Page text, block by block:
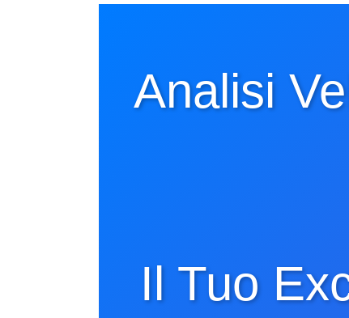
Analisi
Il Tuo